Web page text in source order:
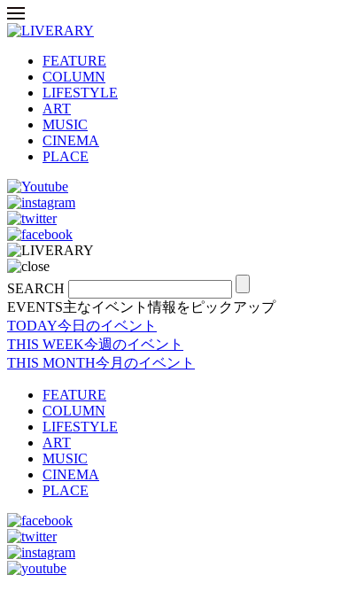
FEATURE
COLUMN
LIFESTYLE
ART
MUSIC
CINEMA
PLACE
SEARCH
EVENTS主なイベント情報をピックアップ
TODAY今日のイベント
THIS WEEK今週のイベント
THIS MONTH今月のイベント
FEATURE
COLUMN
LIFESTYLE
ART
MUSIC
CINEMA
PLACE